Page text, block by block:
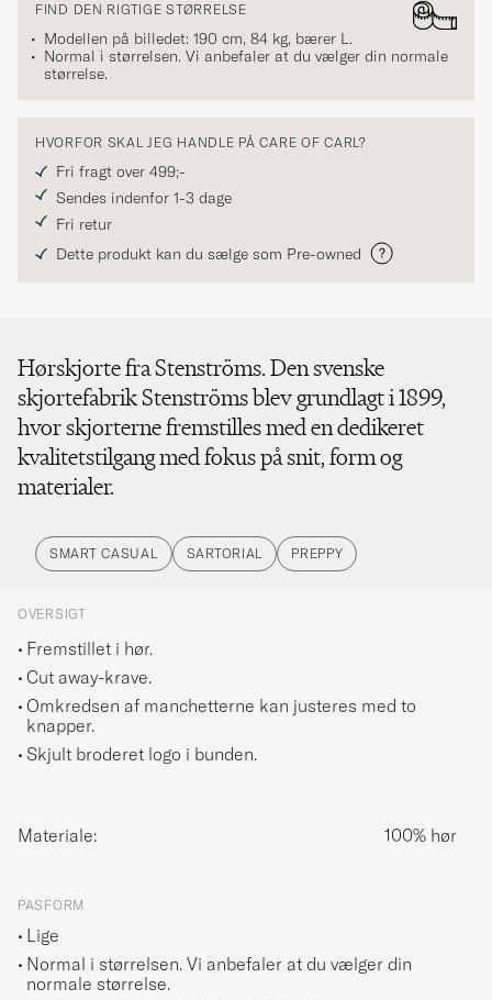
FIND DEN RIGTIGE STØRRELSE
Modellen på billedet: 190 cm, 84 kg, bærer L.
Normal i størrelsen. Vi anbefaler at du vælger din normale
størrelse.
HVORFOR SKAL JEG HANDLE PÅ CARE OF CARL?
Fri fragt over 499;-
Sendes indenfor 1-3 dage
Fri retur
Dette produkt kan du sælge som Pre-owned
Hørskjorte fra Stenströms. Den svenske
skjortefabrik Stenströms blev grundlagt i 1899,
hvor skjorterne fremstilles med en dedikeret
kvalitetstilgang med fokus på snit, form og
materialer.
SMART CASUAL SARTORIAL PREPPY
OVERSIGT
Fremstillet i hør.
Cut away-krave.
Omkredsen af manchetterne kan justeres med to
knapper.
Skjult broderet logo i bunden.
Materiale: 100% hør
PASFORM
Lige
Normal i størrelsen. Vi anbefaler at du vælger din
normale størrelse.